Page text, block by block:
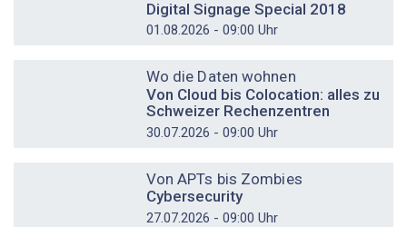
Digital Signage Special 2018
01.08.2026 - 09:00 Uhr
Wo die Daten wohnen
Von Cloud bis Colocation: alles zu
Schweizer Rechenzentren
30.07.2026 - 09:00 Uhr
Von APTs bis Zombies
Cybersecurity
27.07.2026 - 09:00 Uhr